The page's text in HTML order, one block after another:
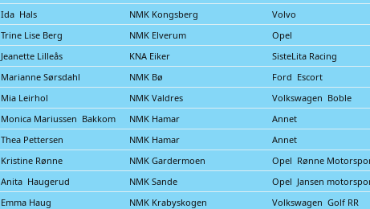
Ida Hals NMK Kongsberg
Volvo
Trine Lise Berg NMK Elverum
Opel
Jeanette Lilleås KNA Eiker
SisteLita Racing
Marianne Sørsdahl NMK Bø
Ford Escort
Mia Leirhol NMK Valdres
Volkswagen Boble
Monica Mariussen Bakkom NMK Hamar
Annet
Thea Pettersen NMK Hamar
Annet
Kristine Rønne NMK Gardermoen
Opel Rønne
Anita Haugerud NMK Sande
Opel Jansen
Emma Haug NMK Krabyskogen
Volkswagen Golf RR